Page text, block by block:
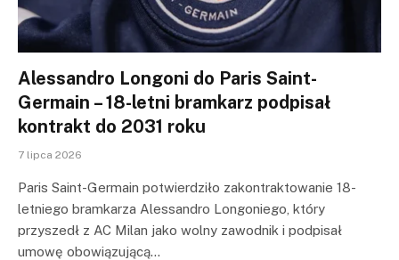
Alessandro Longoni do Paris Saint-
Germain – 18-letni bramkarz podpisał
kontrakt do 2031 roku
7 lipca 2026
Paris Saint-Germain potwierdziło zakontraktowanie 18-
letniego bramkarza Alessandro Longoniego, który
przyszedł z AC Milan jako wolny zawodnik i podpisał
umowę obowiązującą…